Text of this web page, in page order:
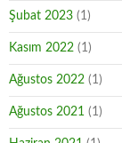
Şubat 2023 (1)
Kasım 2022 (1)
Ağustos 2022 (1)
Ağustos 2021 (1)